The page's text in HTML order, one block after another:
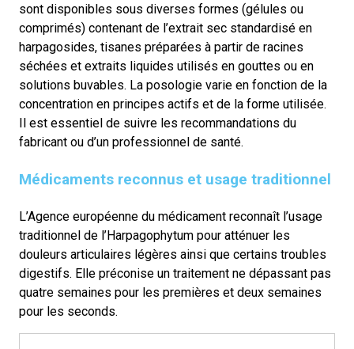
sont disponibles sous diverses formes (gélules ou
comprimés) contenant de l’extrait sec standardisé en
harpagosides, tisanes préparées à partir de racines
séchées et extraits liquides utilisés en gouttes ou en
solutions buvables. La posologie varie en fonction de la
concentration en principes actifs et de la forme utilisée.
Il est essentiel de suivre les recommandations du
fabricant ou d’un professionnel de santé.
Médicaments reconnus et usage traditionnel
L’Agence européenne du médicament reconnaît l’usage
traditionnel de l’Harpagophytum pour atténuer les
douleurs articulaires légères ainsi que certains troubles
digestifs. Elle préconise un traitement ne dépassant pas
quatre semaines pour les premières et deux semaines
pour les seconds.